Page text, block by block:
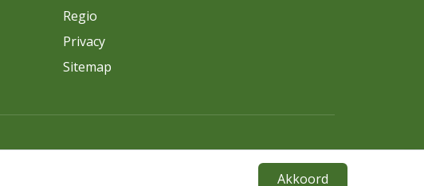
Regio
Privacy
Sitemap
Akkoord